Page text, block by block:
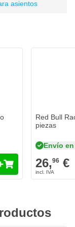
asientos
Red Bull
piezas
Envío
26,96 €